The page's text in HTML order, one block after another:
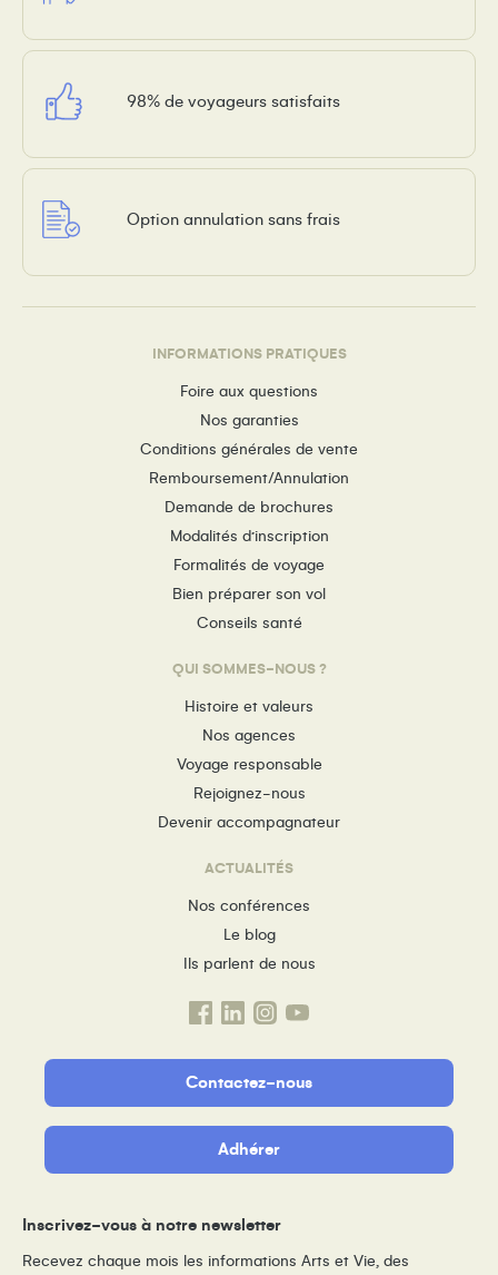
98% de voyageurs satisfaits
Option annulation sans frais
INFORMATIONS PRATIQUES
Foire aux questions
Nos garanties
Conditions générales de vente
Remboursement/Annulation
Demande de brochures
Modalités d’inscription
Formalités de voyage
Bien préparer son vol
Conseils santé
QUI SOMMES-NOUS ?
Histoire et valeurs
Nos agences
Voyage responsable
Rejoignez-nous
Devenir accompagnateur
ACTUALITÉS
Nos conférences
Le blog
Ils parlent de nous
Contactez-nous
Adhérer
Inscrivez-vous à notre newsletter
Recevez chaque mois les informations Arts et Vie, des